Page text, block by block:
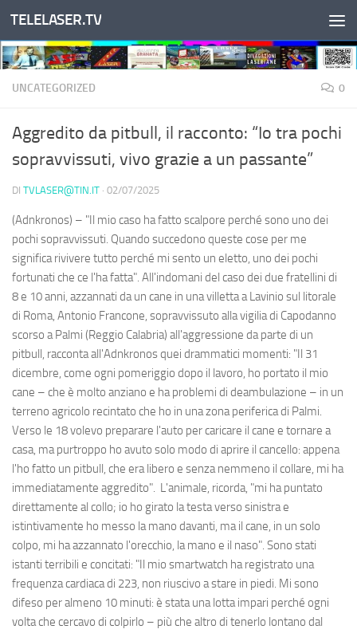
Salta al contenuto
TELELASER.TV
UNCATEGORIZED 0
Aggredito da pitbull, il racconto: “Io tra pochi
sopravvissuti, vivo grazie a un passante”
DI TVLASER@TIN.IT · 02/07/2025
(Adnkronos) – "Il mio caso ha fatto scalpore perché sono uno dei
pochi sopravvissuti. Quando succedono queste cose per me
significa rivivere tutto perché mi sento un eletto, uno dei pochi
fortunati che ce l'ha fatta". All'indomani del caso dei due fratellini di
8 e 10 anni, azzannati da un cane in una villetta a Lavinio sul litorale
di Roma, Antonio Francone, sopravvissuto alla vigilia di Capodanno
scorso a Palmi (Reggio Calabria) all'aggressione da parte di un
pitbull, racconta all'Adnkronos quei drammatici momenti: "Il 31
dicembre, come ogni pomeriggio dopo il lavoro, ho portato il mio
cane – che è molto anziano e ha problemi di deambulazione – in un
terreno agricolo recintato che ho in una zona periferica di Palmi.
Verso le 18 volevo preparare l'auto per caricare il cane e tornare a
casa, ma purtroppo ho avuto solo modo di aprire il cancello: appena
l'ho fatto un pitbull, che era libero e senza nemmeno il collare, mi ha
immediatamente aggredito". L'animale, ricorda, "mi ha puntato
direttamente al collo; io ho girato la testa verso sinistra e
istintivamente ho messo la mano davanti, ma il cane, in un solo
colpo, mi ha azzannato l'orecchio, la mano e il naso". Sono stati
istanti terribili e concitati: "Il mio smartwatch ha registrato una
frequenza cardiaca di 223, non riuscivo a stare in piedi. Mi sono
difeso per almeno 10 minuti: è stata una lotta impari perché ogni
volta che cercavo di colpirlo – più che altro di tenerlo lontano dal